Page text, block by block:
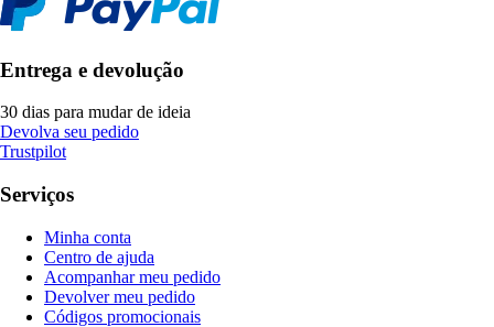
Entrega e devolução
30 dias para mudar de ideia
Devolva seu pedido
Trustpilot
Serviços
Minha conta
Centro de ajuda
Acompanhar meu pedido
Devolver meu pedido
Códigos promocionais